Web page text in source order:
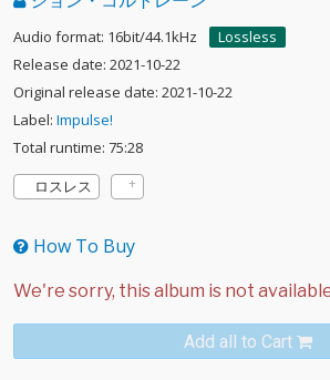
Audio format: 16bit/44.1kHz
Lossless
Release date: 2021-10-22
Original release date: 2021-10-22
Label: Impulse!
Total runtime: 75:28
ロスレス
How To Buy
Add all to Cart